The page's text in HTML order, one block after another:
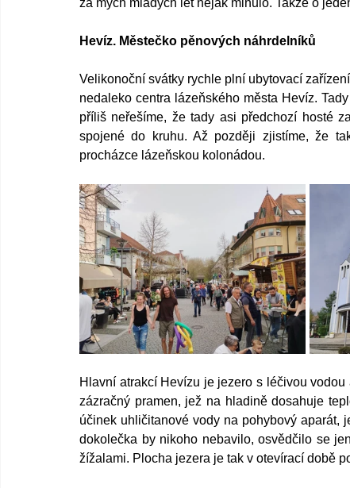
za mých mladých let nějak minulo. Takže o
Hevíz. Městečko pěnových náhrdelníků
Velikonoční svátky rychle plní ubytovací
nedaleko centra lázeňského města Hevíz.
příliš neřešíme, že tady asi předchozí hosté
spojené do kruhu. Až později zjistíme, že
procházce lázeňskou kolonádou.
Hlavní atrakcí Hevízu je jezero s léčivou
zázračný pramen, jež na hladině dosahuje
účinek uhličitanové vody na pohybový aparát,
dokolečka by nikoho nebavilo, osvědčilo se
žížalami. Plocha jezera je tak v otevírací době